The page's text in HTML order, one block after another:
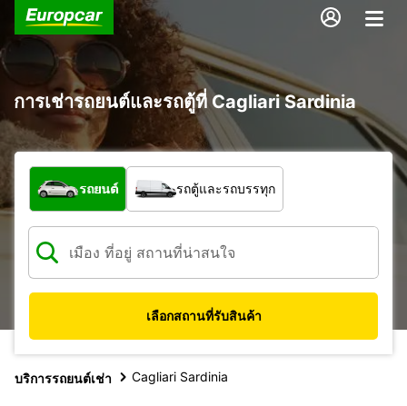
การเช่ารถยนต์และรถตู้ที่ Cagliari Sardinia
รถประเภทใด
รถยนต์ รถตู้และรถบรรทุก
เลือกสถานที่รับสินค้า
บริการรถยนต์เช่า Cagliari Sardinia